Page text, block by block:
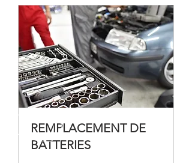
REMPLACEMENT DE
BATTERIES